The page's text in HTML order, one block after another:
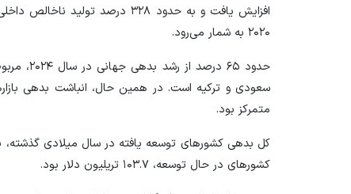
افزایش یافت و به حدود ۳۲۸ درصد
۲۰۲۰ به شمار می‌رود.
حدود ۶۵
سعودی و ترکیه است. در همین حال، انباشت بدهی
متمرکز بود.
کشور‌های در حال توسعه، ۱۰۳.۷ تریلیون دلار بود.